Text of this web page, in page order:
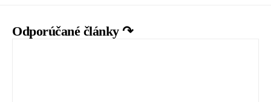
Odporúčané články ↷